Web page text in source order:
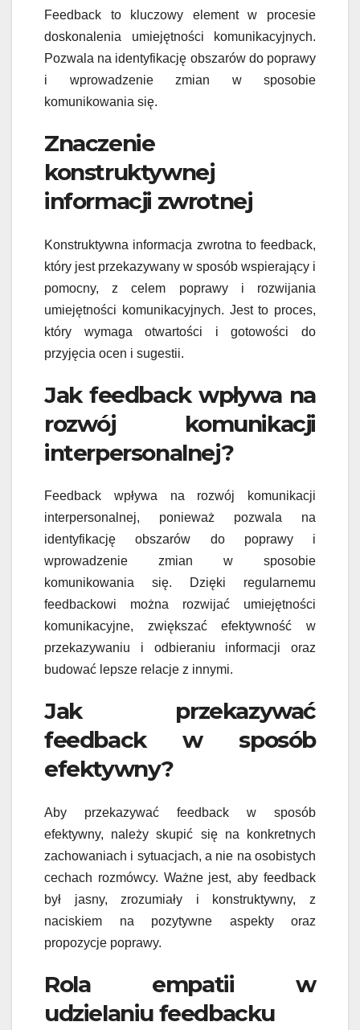
Feedback to kluczowy element w procesie
doskonalenia umiejętności komunikacyjnych.
Pozwala na identyfikację obszarów do poprawy
i wprowadzenie zmian w sposobie
komunikowania się.
Znaczenie
konstruktywnej
informacji zwrotnej
Konstruktywna informacja zwrotna to feedback,
który jest przekazywany w sposób wspierający i
pomocny, z celem poprawy i rozwijania
umiejętności komunikacyjnych. Jest to proces,
który wymaga otwartości i gotowości do
przyjęcia ocen i sugestii.
Jak feedback wpływa na
rozwój komunikacji
interpersonalnej?
Feedback wpływa na rozwój komunikacji
interpersonalnej, ponieważ pozwala na
identyfikację obszarów do poprawy i
wprowadzenie zmian w sposobie
komunikowania się. Dzięki regularnemu
feedbackowi można rozwijać umiejętności
komunikacyjne, zwiększać efektywność w
przekazywaniu i odbieraniu informacji oraz
budować lepsze relacje z innymi.
Jak przekazywać
feedback w sposób
efektywny?
Aby przekazywać feedback w sposób
efektywny, należy skupić się na konkretnych
zachowaniach i sytuacjach, a nie na osobistych
cechach rozmówcy. Ważne jest, aby feedback
był jasny, zrozumiały i konstruktywny, z
naciskiem na pozytywne aspekty oraz
propozycje poprawy.
Rola empatii w
udzielaniu feedbacku